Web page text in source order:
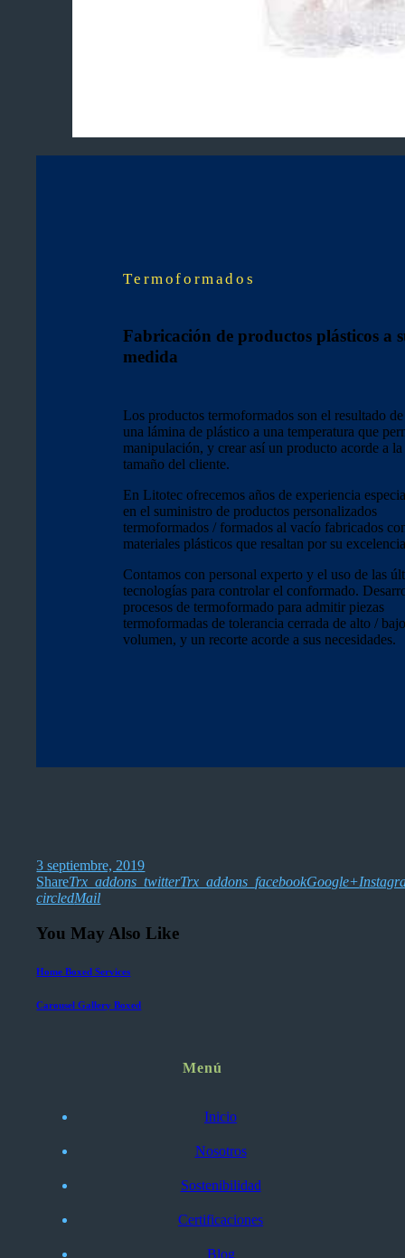
Termoformados
Fabricación de productos plásticos a
medida
Los productos termoformados son el resultado
una lámina de plástico a una temperatura que
manipulación, y crear así un producto acorde a
tamaño del cliente.
En Litotec ofrecemos años de experiencia
en el suministro de productos personalizados
termoformados / formados al vacío fabricados
materiales plásticos que resaltan por su
Contamos con personal experto y el uso de las
tecnologías para controlar el conformado.
procesos de termoformado para admitir piezas
termoformadas de tolerancia cerrada de alto /
volumen, y un recorte acorde a sus necesidades.
3 septiembre, 2019
ShareTrx_addons_twitterTrx_addons_facebookGoogle+
circledMail
You May Also Like
Home Boxed Services
Carousel Gallery Boxed
Menú
Inicio
Nosotros
Sostenibilidad
Certificaciones
Blog